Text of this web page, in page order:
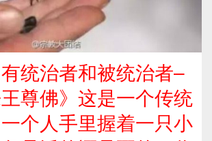
有统治者和被统治者–
尊佛》这是一个传统
个人手里握着一只小